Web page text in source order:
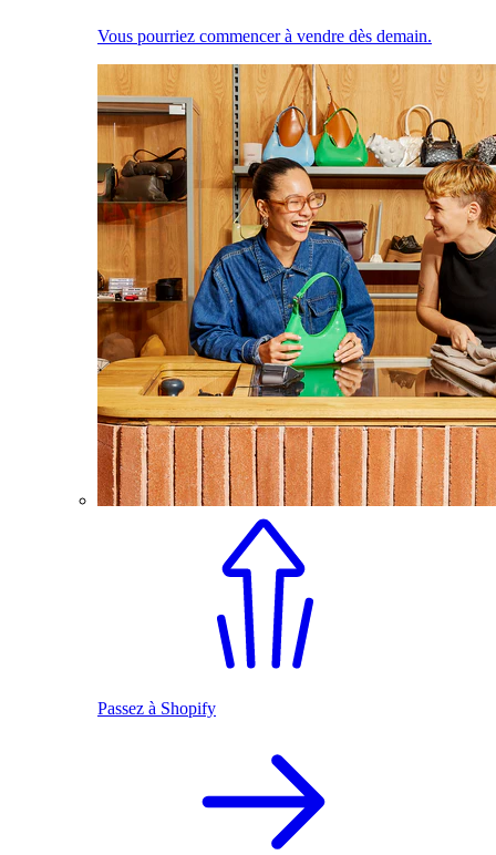
Vous pourriez commencer à vendre dès demain.
Passez à Shopify